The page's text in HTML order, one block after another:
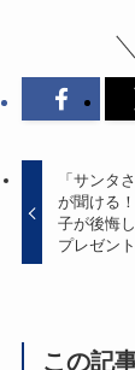
「サンタ
が聞ける
子が後悔
プレゼント
この記